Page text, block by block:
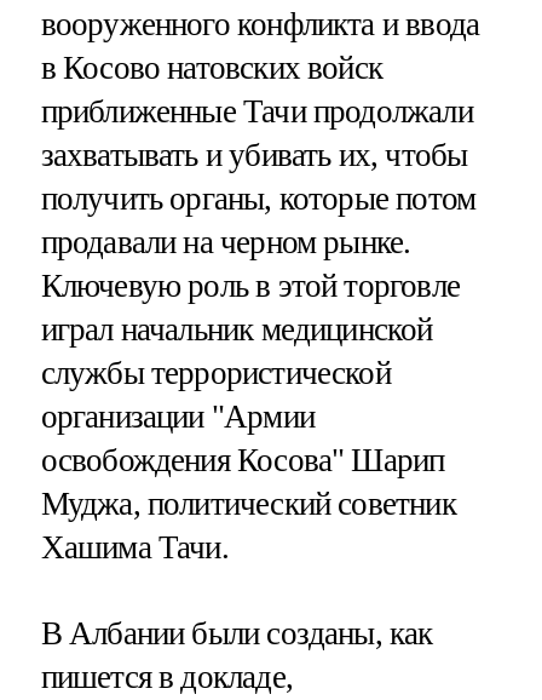
вооруженного конфликта и ввода
в Косово натовских войск
приближенные Тачи продолжали
захватывать и убивать их, чтобы
получить органы, которые потом
продавали на черном рынке.
Ключевую роль в этой торговле
играл начальник медицинской
службы террористической
организации "Армии
освобождения Косова" Шарип
Муджа, политический советник
Хашима Тачи.
В Албании были созданы, как
пишется в докладе,